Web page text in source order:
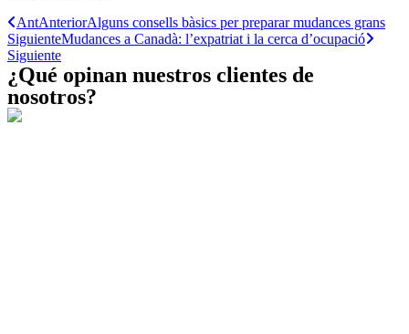
AntAnteriorAlguns consells bàsics per preparar mudances grans
SiguienteMudances a Canadà: l’expatriat i la cerca d’ocupació
Siguiente
¿Qué opinan nuestros clientes de
nosotros?